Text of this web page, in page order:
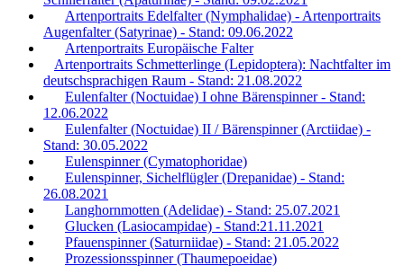
Artenportraits Edelfalter (Nymphalidae) - Artenportraits
Augenfalter (Satyrinae) - Stand: 09.06.2022
Artenportraits Europäische Falter
Artenportraits Schmetterlinge (Lepidoptera): Nachtfalter im
deutschsprachigen Raum - Stand: 21.08.2022
Eulenfalter (Noctuidae) I ohne Bärenspinner - Stand:
12.06.2022
Eulenfalter (Noctuidae) II / Bärenspinner (Arctiidae) -
Stand: 30.05.2022
Eulenspinner (Cymatophoridae)
Eulenspinner, Sichelflügler (Drepanidae) - Stand:
26.08.2021
Langhornmotten (Adelidae) - Stand: 25.07.2021
Glucken (Lasiocampidae) - Stand:21.11.2021
Pfauenspinner (Saturniidae) - Stand: 21.05.2022
Prozessionsspinner (Thaumepoeidae)